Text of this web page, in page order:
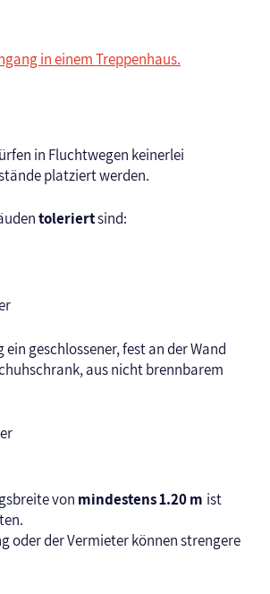
in Fluchtwegen keinerlei
platziert werden.
toleriertsind:
ein geschlossener, fest an der Wand
aus nicht brennbarem
von mindestens 1.20 m ist
oder der Vermieter können strengere